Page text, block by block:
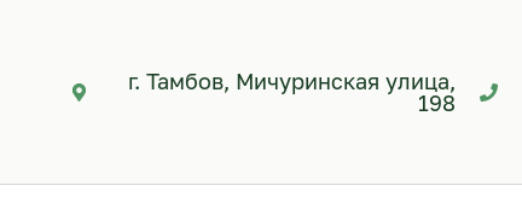
г. Тамбов, Мичуринская улица,
198